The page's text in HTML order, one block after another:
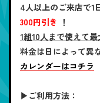
4人以上のご来店で1
300円引き ！
1組10人まで使えて最
料金は日によって異
カレンダーはコチラ
▶ご利用方法：